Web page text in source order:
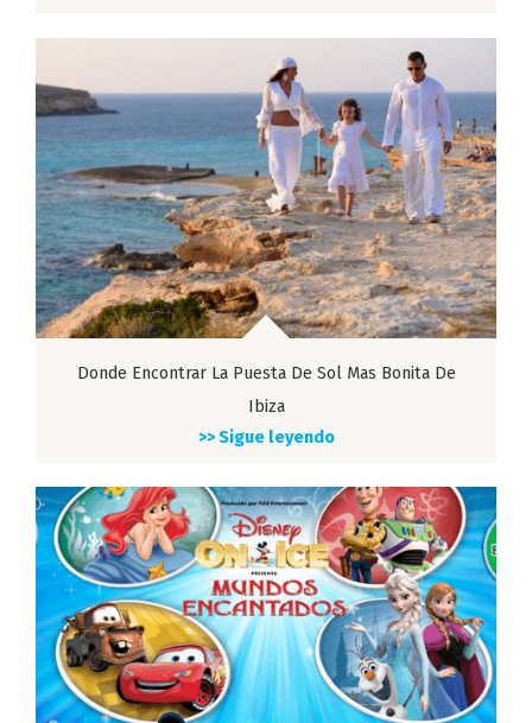
Donde Encontrar La Puesta De Sol Mas Bonita De
Ibiza
>> Sigue leyendo